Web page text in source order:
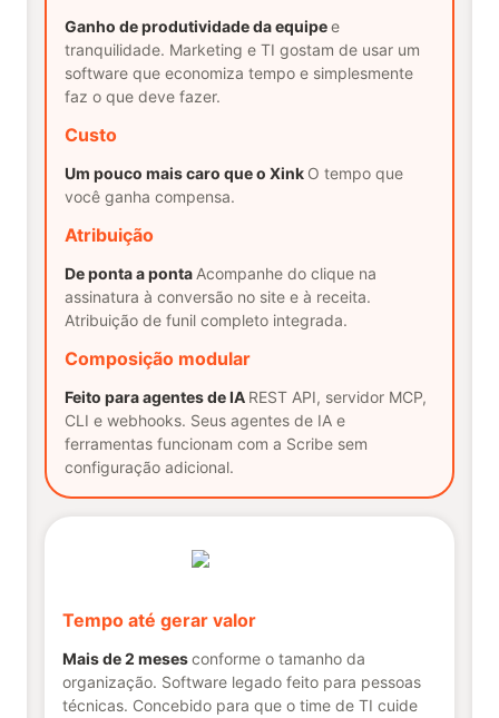
Ganho de produtividade da equipee
tranquilidade. Marketing e TI gostam de usar um
software que economiza tempo e simplesmente
faz o que deve fazer.
Custo
Um pouco mais caro que o Xink O tempo que
você ganha compensa.
Atribuição
De ponta a ponta Acompanhe do clique na
assinatura à conversão no site e à receita.
Atribuição de funil completo integrada.
Composição modular
Feito para agentes de IA REST API, servidor MCP,
CLI e webhooks. Seus agentes de IA e
ferramentas funcionam com a Scribe sem
configuração adicional.
Tempo até gerar valor
Mais de 2 mesesconforme o tamanho da
organização. Software legado feito para pessoas
técnicas. Concebido para que o time de TI cuide